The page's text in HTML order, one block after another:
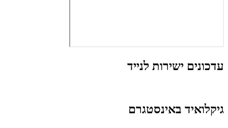
עדכונים ישירות לנייד
גיקלואיד באינסטגרם